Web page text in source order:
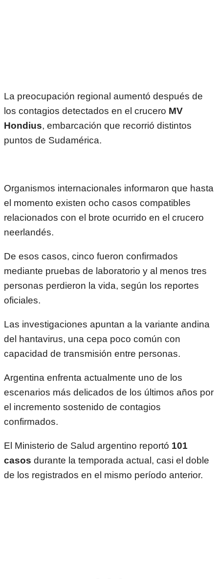
La preocupación regional aumentó después de
los contagios detectados en el crucero MV
Hondius, embarcación que recorrió distintos
puntos de Sudamérica.
Organismos internacionales informaron que hasta
el momento existen ocho casos compatibles
relacionados con el brote ocurrido en el crucero
neerlandés.
De esos casos, cinco fueron confirmados
mediante pruebas de laboratorio y al menos tres
personas perdieron la vida, según los reportes
oficiales.
Las investigaciones apuntan a la variante andina
del hantavirus, una cepa poco común con
capacidad de transmisión entre personas.
Argentina enfrenta actualmente uno de los
escenarios más delicados de los últimos años por
el incremento sostenido de contagios
confirmados.
El Ministerio de Salud argentino reportó 101
casos durante la temporada actual, casi el doble
de los registrados en el mismo período anterior.